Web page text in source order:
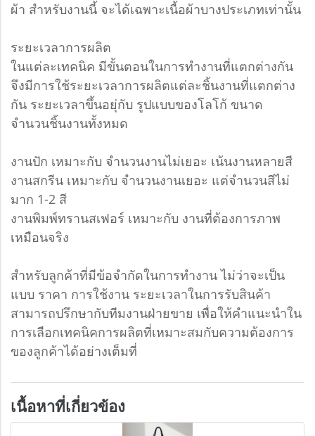
ผ้า สำหรับงานนี้ จะได้เฉพาะเนื้อผ้าบางประเภทเท่านั้น
ระยะเวลาการผลิต
ในแต่ละเทคนิค มีขั้นตอนในการทำงานที่แตกต่างกัน
จึงมีการใช้ระยะเวลาการผลิตแต่ละชิ้นงานที่แตกต่าง
กัน ระยะเวลาขึ้นอยุ่กับ รูปแบบของโลโก้ ขนาด
จำนวนชิ้นงานทั้งหมด
งานปัก เหมาะกับ จำนวนงานไม่เยอะ เน้นงานหลายสี
งานสกรีน เหมาะกับ จำนวนงานเยอะ แต่จำนวนสีไม่
มาก 1-2 สี
งานพิมพ์ทรานสเฟอร์ เหมาะกับ งานที่ต้องการภาพ
เหมือนจริง
สำหรับลูกค้าที่มีข้อจำกัดในการทำงาน ไม่ว่าจะเป็น
แบบ ราคา การใช้งาน ระยะเวลาในการรับสินค้า
สามารถปรึกษากับทีมงานฝ่ายขาย เพื่อให้คำแนะนำใน
การเลือกเทคนิคการผลิตที่เหมาะสมกับความต้องการ
ของลูกค้าได้อย่างเต็มที่
เนื้อหาที่เกี่ยวข้อง